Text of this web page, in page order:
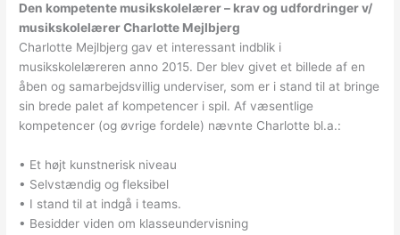
Den kompetente musikskolelærer – krav og udfordringer v/
musikskolelærer Charlotte Mejlbjerg
Charlotte Mejlbjerg gav et interessant indblik i
musikskolelæreren anno 2015. Der blev givet et billede af en
åben og samarbejdsvillig underviser, som er i stand til at bringe
sin brede palet af kompetencer i spil. Af væsentlige
kompetencer (og øvrige fordele) nævnte Charlotte bl.a.:
• Et højt kunstnerisk niveau
• Selvstændig og fleksibel
• I stand til at indgå i teams.
• Besidder viden om klasseundervisning